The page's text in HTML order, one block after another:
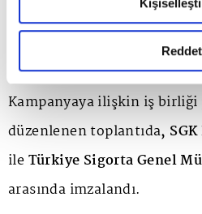
okumak ve sitemizi ziyaretiniz
gerçekleştirilen veri işleme
detaylı bilgi almak için lütfenReddet
duyduğu güvence
erişilebilir hale getiriyor.
Kampanyaya ilişkin iş
düzenlenen toplantıda,
ileTürkiye Sigorta Genel
arasında imzalandı.